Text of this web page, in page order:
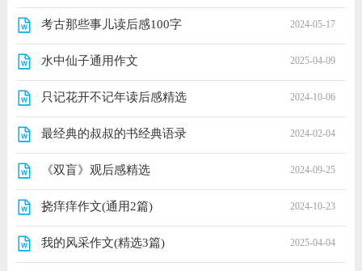
考古那些事儿读后感100字 2024-05-17
水中仙子通用作文 2025-04-09
只记花开不记年读后感精选 2024-10-06
最经典的叔叔的书经典语录 2024-02-04
《双盲》观后感精选 2024-09-25
挠痒痒作文(通用2篇) 2024-10-23
我的风采作文(精选3篇) 2025-04-04